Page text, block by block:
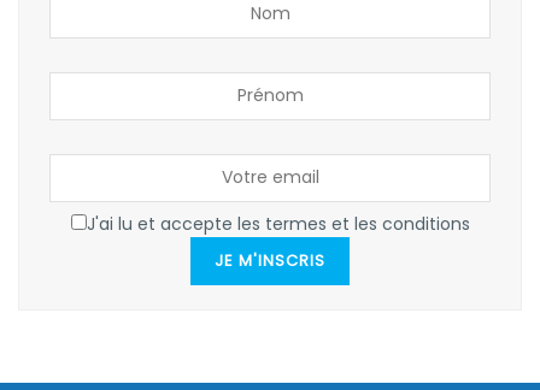
J'ai lu et accepte les termes et les conditions
JE M'INSCRIS